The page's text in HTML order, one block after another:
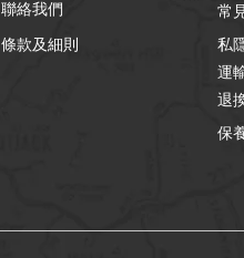
RED METALLIC | GLOSSY
TEAL BLUE METALLIC |
聯絡我們
常
條款及細則
私
運
退
保